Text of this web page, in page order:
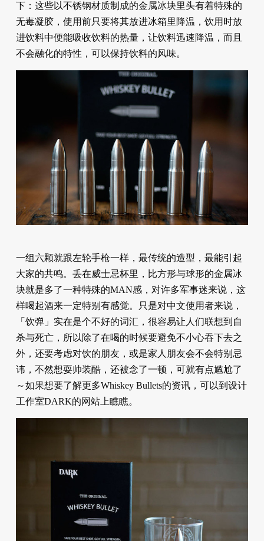
下：这些以不锈钢材质制成的金属冰块里头有着特殊的
无毒凝胶，使用前只要将其放进冰箱里降温，饮用时放
进饮料中便能吸收饮料的热量，让饮料迅速降温，而且
不会融化的特性，可以保持饮料的风味。
一组六颗就跟左轮手枪一样，最传统的造型，最能引起
大家的共鸣。丢在威士忌杯里，比方形与球形的金属冰
块就是多了一种特殊的MAN感，对许多军事迷来说，这
样喝起酒来一定特别有感觉。只是对中文使用者来说，
「饮弹」实在是个不好的词汇，很容易让人们联想到自
杀与死亡，所以除了在喝的时候要避免不小心吞下去之
外，还要考虑对饮的朋友，或是家人朋友会不会特别忌
讳，不然想耍帅装酷，还被念了一顿，可就有点尴尬了
～如果想要了解更多Whiskey Bullets的资讯，可以到设计
工作室DARK的网站上瞧瞧。